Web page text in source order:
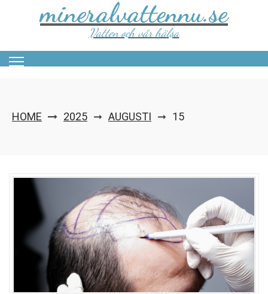
mineralvattennu.se
Vatten och vår hälsa
HOME 2025 ➞ AUGUSTI ➞ 15